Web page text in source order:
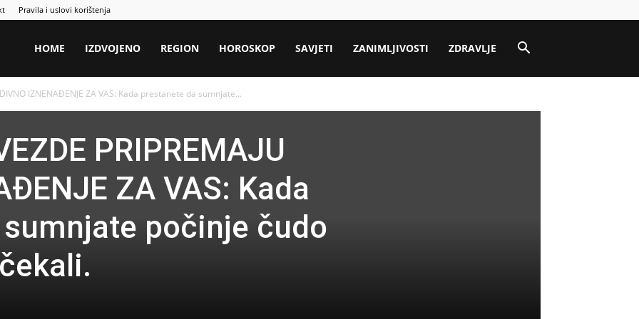
Pravila i uslovi korištenja
HOME IZDVOJENO REGION HOROSKOP SAVJETI ZANIMLJIVOSTI ZDRAVLJE
DIVNO IZNENAĐENJE ZA VAS: Kada prestanete da sumnjate...
PRIPREMAJU
ZA VAS: Kada
počinje čudo